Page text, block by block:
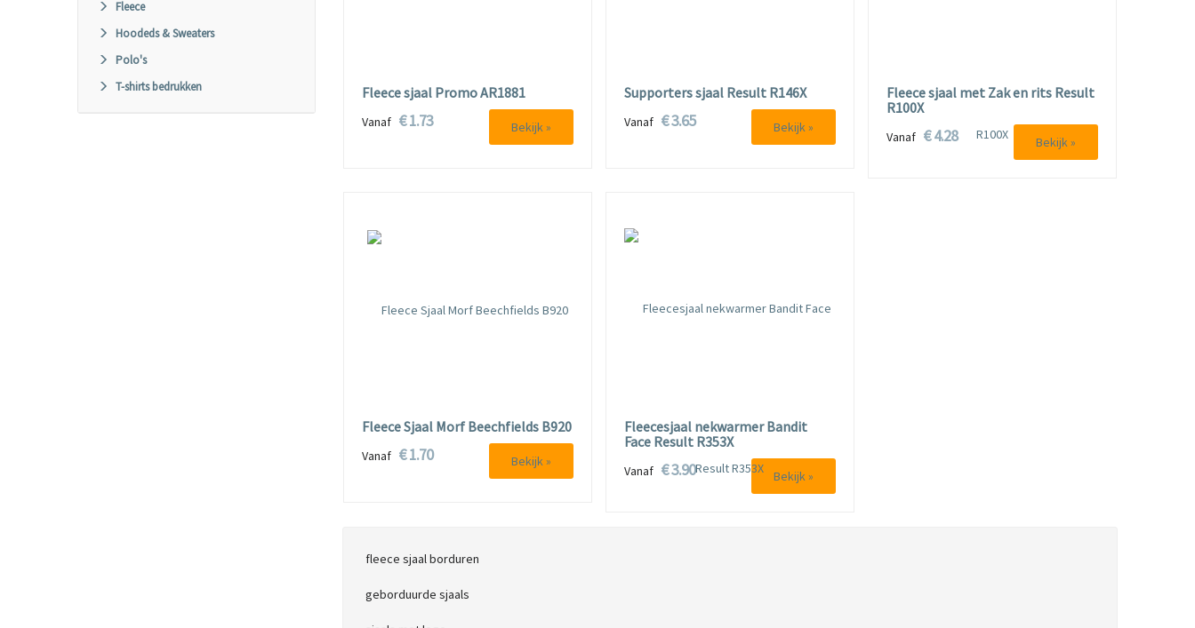
Fleece
Hoodeds & Sweaters
Polo's
T-shirts bedrukken
Fleece sjaal Promo AR1881
Vanaf € 1.73 Bekijk »
Supporters sjaal Result R146X
Vanaf € 3.65 Bekijk »
Fleece sjaal met Zak en rits Result
R100X
Vanaf € 4.28 Bekijk »
Fleece Sjaal Morf Beechfields B920
Vanaf € 1.70 Bekijk »
Fleecesjaal nekwarmer Bandit
Face Result R353X
Vanaf € 3.90 Bekijk »
fleece sjaal borduren
geborduurde sjaals